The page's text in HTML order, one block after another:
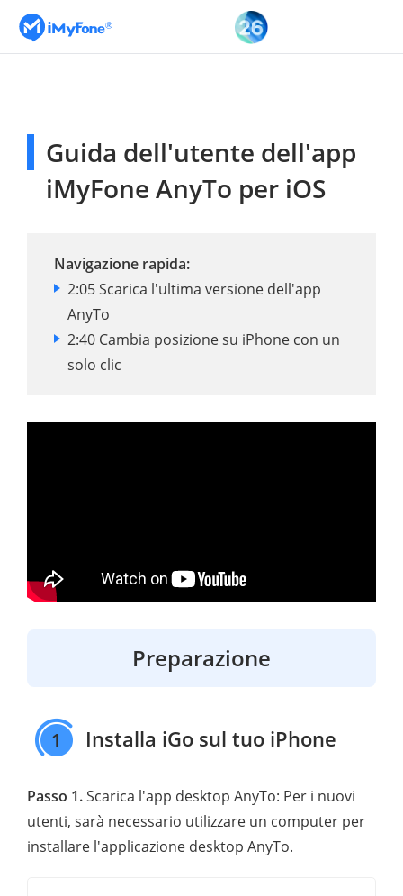
Guida dell'utente dell'app
iMyFone AnyTo per iOS
Navigazione rapida:
2:05 Scarica l'ultima versione dell'app
AnyTo
2:40 Cambia posizione su iPhone con un
solo clic
Preparazione
1 Installa iGo sul tuo iPhone
Passo 1.Scarica l'app desktop AnyTo: Per i nuovi
utenti, sarà necessario utilizzare un computer per
installare l'applicazione desktop AnyTo.